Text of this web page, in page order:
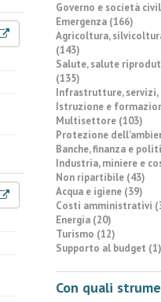
Governo e società
Emergenza (166)
Agricoltura,
(143)
Salute, salute
(135)
Infrastrutture,
Istruzione e
Multisettore (103)
Protezione
Banche, finanza e
Industria, miniere e
Non ripartibile (43)
Acqua e igiene (39)
Costi amministrativi
Energia (20)
Turismo (12)
Supporto al budget (1)
Con quali